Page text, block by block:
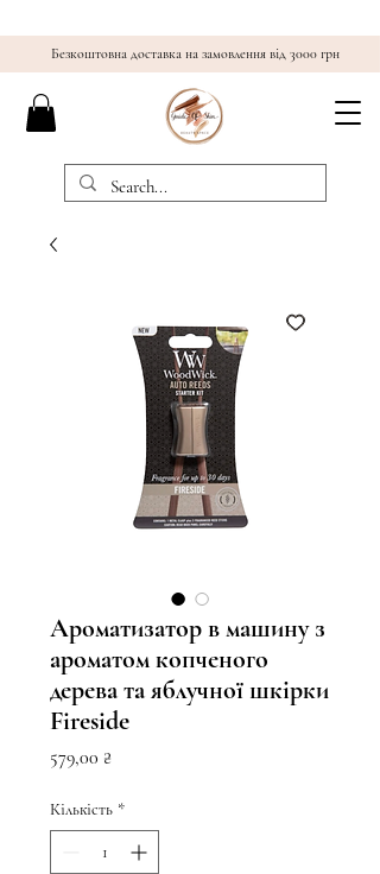
Безкоштовна доставка на замовлення від 3000 грн
Ароматизатор в машину з
ароматом копченого
дерева та яблучної шкірки
Fireside
579,00 ₴
Кількість *